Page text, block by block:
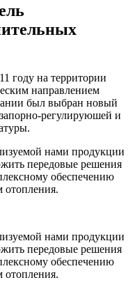
году на территории
направлением
был выбран новый
регулируюшей и
нами продукции
передовые решения
обеспечению
отопления.
нами продукции
передовые решения
обеспечению
отопления.